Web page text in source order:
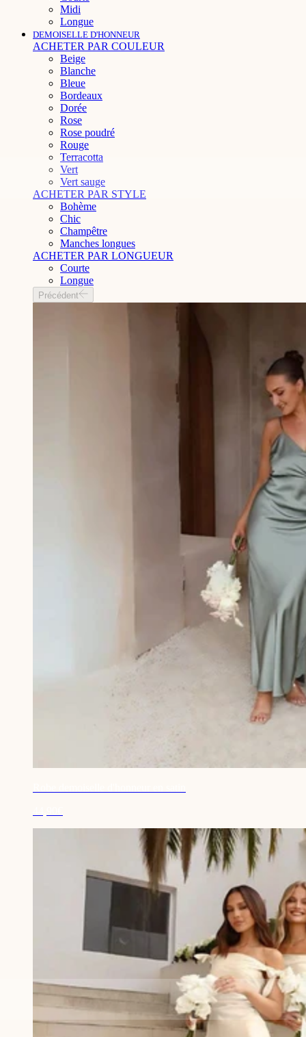
Midi
Longue
DEMOISELLE D'HONNEUR
ACHETER PAR COULEUR
Beige
Blanche
Bleue
Bordeaux
Dorée
Rose
Rose poudré
Rouge
Terracotta
Vert
Vert sauge
ACHETER PAR STYLE
Bohème
Chic
Champêtre
Manches longues
ACHETER PAR LONGUEUR
Courte
Longue
Précédent